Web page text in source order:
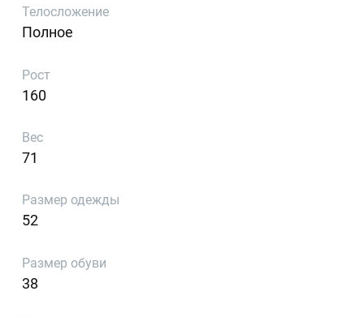
Телосложение
Полное
Рост
160
Вес
71
Размер одежды
52
Размер обуви
38